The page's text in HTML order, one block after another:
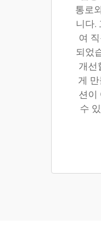
통로
니다.
여
되었
개선
게
션이
수